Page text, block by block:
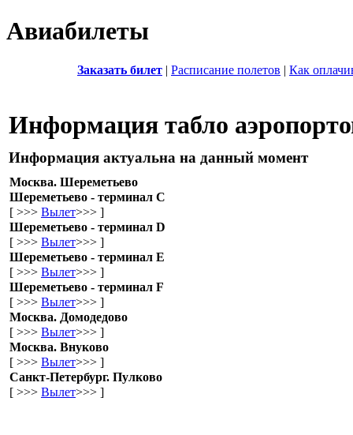
Авиабилеты
Заказать билет | Расписание полетов | Как
Информация табло
Информация актуальна на данный момент
Москва. Шереметьево
Шереметьево - терминал C
[ >>> Вылет>>> ]
Шереметьево - терминал D
[ >>> Вылет>>> ]
Шереметьево - терминал E
[ >>> Вылет>>> ]
Шереметьево - терминал F
[ >>> Вылет>>> ]
Москва. Домодедово
[ >>> Вылет>>> ]
Москва. Внуково
[ >>> Вылет>>> ]
Санкт-Петербург. Пулково
[ >>> Вылет>>> ]